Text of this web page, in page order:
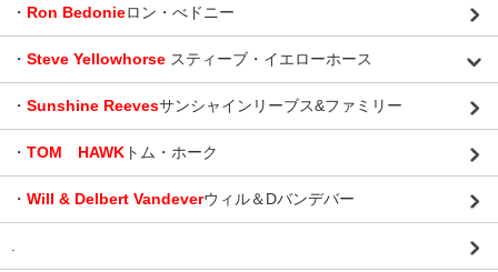
・ Ron Bedonieロン・べドニー
・ Steve Yellowhorse スティーブ・イエローホース
・ Sunshine Reevesサンシャインリーブス&ファミリー
・ TOM HAWK トム・ホーク
・ Will & Delbert Vandeverウィル＆Dバンデバー
.